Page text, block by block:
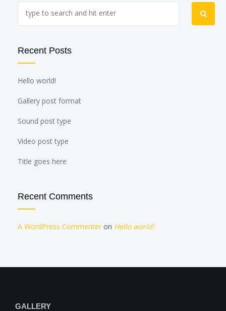
Recent Posts
Hello world!
Gallery post format
Sound post type
Video post type
Title goes here
Recent Comments
A WordPress Commenter on Hello world!
GALLERY